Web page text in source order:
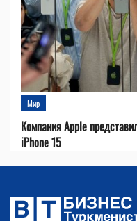
Мир
Компания Apple
iPhone 15